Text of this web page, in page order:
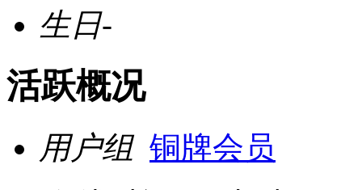
生日-
活跃概况
用户组 铜牌会员